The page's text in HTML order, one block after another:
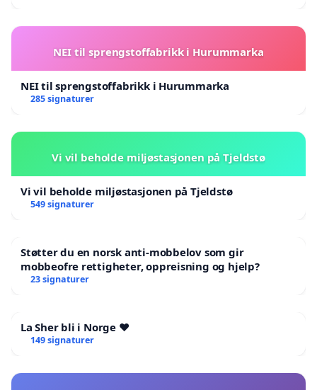
NEI til sprengstoffabrikk i Hurummarka
NEI til sprengstoffabrikk i Hurummarka
285 signaturer
Vi vil beholde miljøstasjonen på Tjeldstø
Vi vil beholde miljøstasjonen på Tjeldstø
549 signaturer
Støtter du en norsk anti-mobbelov som gir
mobbeofre rettigheter, oppreisning og hjelp?
23 signaturer
La Sher bli i Norge ❤️
149 signaturer